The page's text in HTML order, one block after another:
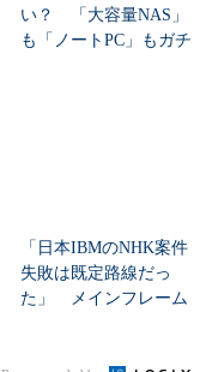
い？ 「大容量NAS」
も「ノートPC」もガチ
「日本IBMのNHK案件
失敗は既定路線だっ
た」 メインフレーム